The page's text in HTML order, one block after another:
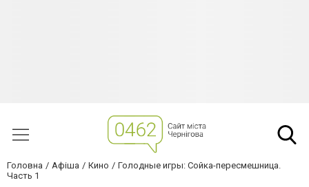
Головна Афіша Кино
Голодные игры: Сойка-пересмешница.
Часть 1